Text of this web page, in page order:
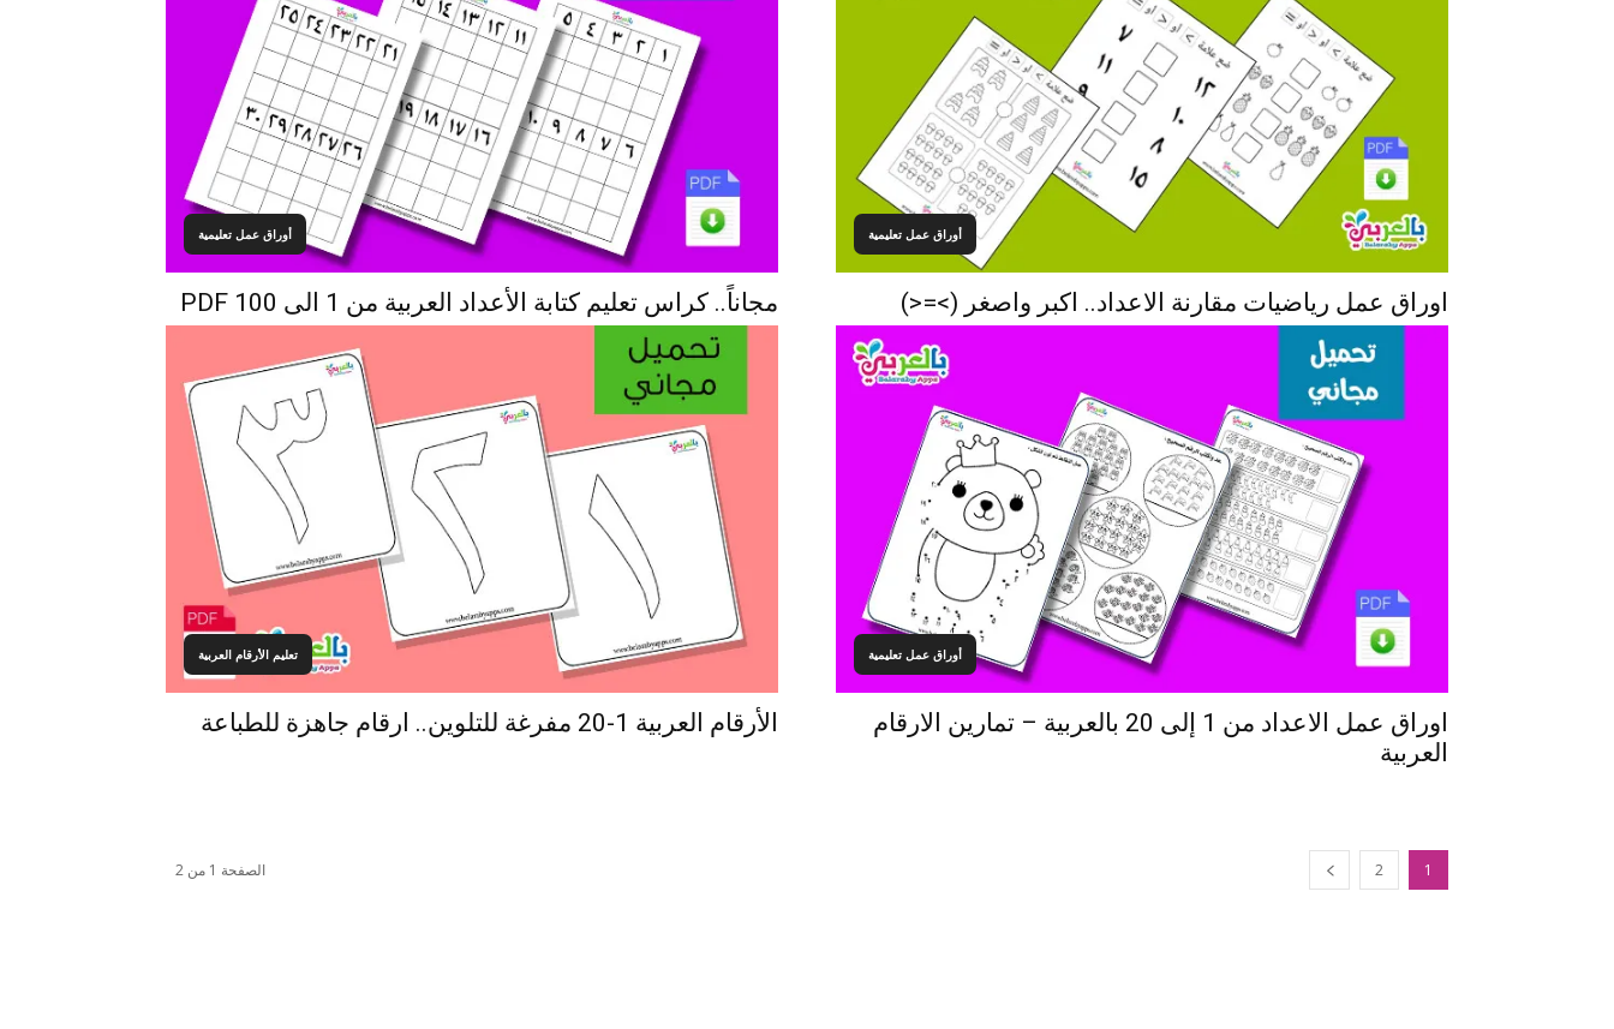
أوراق عمل تعليمية
اوراق عمل رياضيات مقارنة الاعداد.. اكبر واصغر (>=<)
أوراق عمل تعليمية
مجاناً.. كراس تعليم كتابة الأعداد العربية من 1 الى 100 PDF
أوراق عمل تعليمية
اوراق عمل الاعداد من 1 إلى 20 بالعربية – تمارين الارقام
العربية
تعليم الأرقام العربية
الأرقام العربية 1-20 مفرغة للتلوين.. ارقام جاهزة للطباعة
1
2 الصفحة 1 من 2